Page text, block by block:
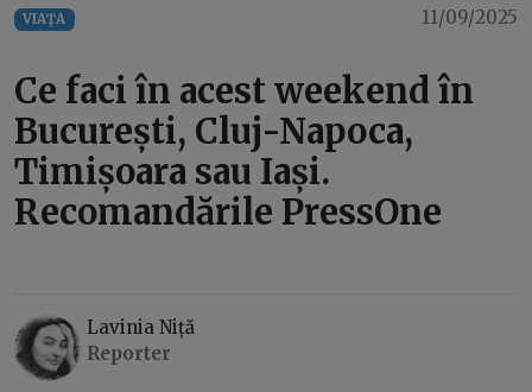
VIAȚA 11/09/2025
Ce faci în acest weekend în
București, Cluj-Napoca,
Timișoara sau Iași.
Recomandările PressOne
Lavinia Niță
Reporter